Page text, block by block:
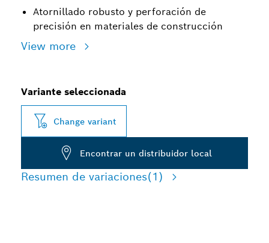
Atornillado robusto y perforación de
precisión en materiales de construcción
View more
Variante seleccionada
Change variant
Encontrar un distribuidor local
Resumen de variaciones(1)